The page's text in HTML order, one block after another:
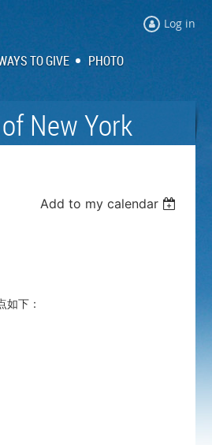
Log in
TO GIVE PHOTO
New York
Add to my calendar
下：